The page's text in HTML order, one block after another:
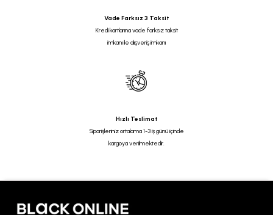
Vade Farksız 3 Taksit
Kredi kartlarına vade farksız taksit
imkanı ile alışveriş imkanı
Hızlı Teslimat
Siparişleriniz ortalama 1-3 iş günü içinde
kargoya verilmektedir.